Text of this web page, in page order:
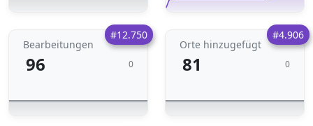
#12.750
Bearbeitungen
96 0
#4.906
Orte hinzugefügt
81 0